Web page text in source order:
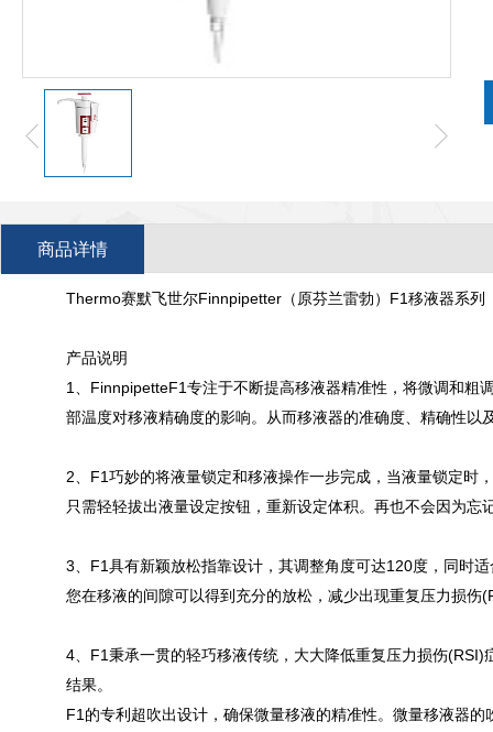
商品详情
Thermo赛默飞世尔Finnpipetter（原芬兰雷勃）F1移液器系列
产品说明
1、FinnpipetteF1专注于不断提高移液器精准性，将微调和粗
部温度对移液精确度的影响。从而移液器的准确度、精确性以
2、F1巧妙的将液量锁定和移液操作一步完成，当液量锁定时
只需轻轻拔出液量设定按钮，重新设定体积。再也不会因为
3、F1具有新颖放松指靠设计，其调整角度可达120度，同时
您在移液的间隙可以得到充分的放松，减少出现重复压力损伤
4、F1秉承一贯的轻巧移液传统，大大降低重复压力损伤
结果。
F1的专利超吹出设计，确保微量移液的精准性。微量移液器